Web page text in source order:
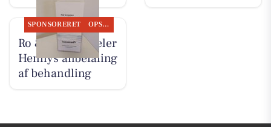
SPONSORERET OPSLAGSTAVLEN
Ro & velvære deler
Hennys anbefaling
af behandling